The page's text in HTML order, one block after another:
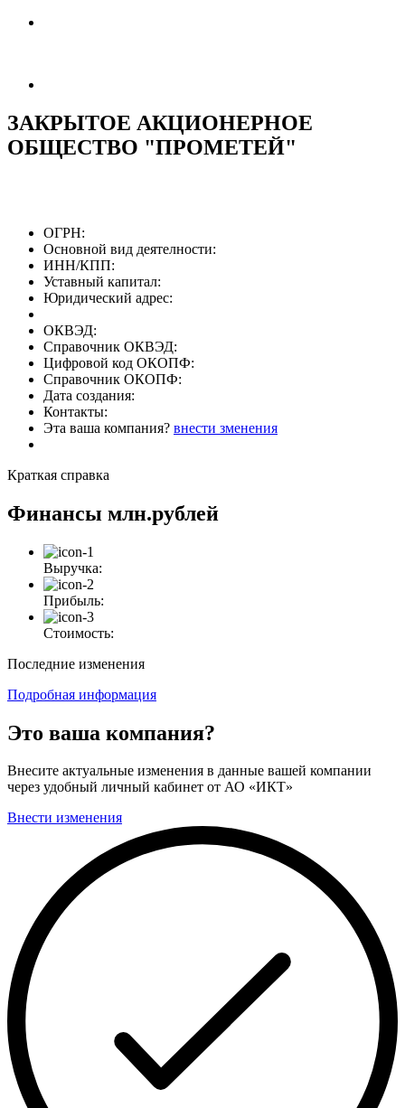
ЗАКРЫТОЕ АКЦИОНЕРНОЕ
ОБЩЕСТВО "ПРОМЕТЕЙ"
ОГРН:
Основной вид деятелности:
ИНН/КПП:
Уставный капитал:
Юридический адрес:
ОКВЭД:
Справочник ОКВЭД:
Цифровой код ОКОПФ:
Справочник ОКОПФ:
Дата создания:
Контакты:
Эта ваша компания? внести зменения
Краткая справка
Финансы млн.рублей
Выручка:
Прибыль:
Стоимость:
Последние изменения
Подробная информация
Это ваша компания?
Внесите актуальные изменения в данные вашей компании
через удобный личный кабинет от АО «ИКТ»
Внести изменения